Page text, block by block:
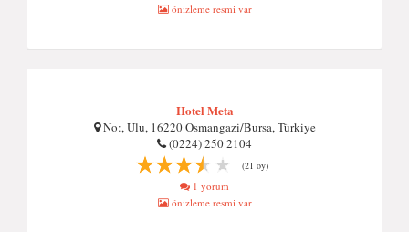
önizleme resmi var
Hotel Meta
No:, Ulu, 16220 Osmangazi/Bursa, Türkiye
(0224) 250 2104
(21 oy)
1 yorum
önizleme resmi var